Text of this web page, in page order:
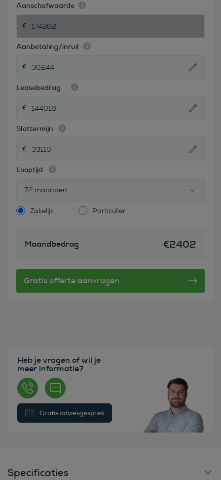
Aanschafwaarde
Aanbetaling/inruil
Leasebedrag
Slottermijn
Looptijd
72 maanden
Zakelijk Particulier
Maandbedrag €2402
Heb je vragen of wil je
meer informatie?
Gratis adviesgesprek
Specificaties